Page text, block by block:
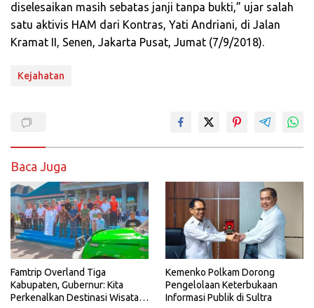
diselesaikan masih sebatas janji tanpa bukti,” ujar salah
satu aktivis HAM dari Kontras, Yati Andriani, di Jalan
Kramat II, Senen, Jakarta Pusat, Jumat (7/9/2018).
Kejahatan
Baca Juga
Famtrip Overland Tiga
Kabupaten, Gubernur: Kita
Perkenalkan Destinasi Wisata
Kemenko Polkam Dorong
Pengelolaan Keterbukaan
Informasi Publik di Sultra